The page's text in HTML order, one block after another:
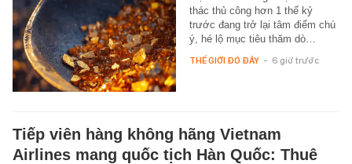
thác thủ công hơn 1 thế kỷ
trước đang trở lại tâm điểm chú
ý, hé lộ mục tiêu thăm dò…
THẾ GIỚI ĐÓ ĐÂY - 6 giờ trước
Tiếp viên hàng không hãng Vietnam
Airlines mang quốc tịch Hàn Quốc: Thuê